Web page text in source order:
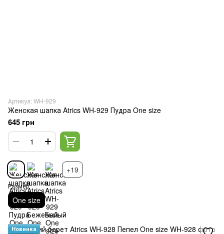
Артикул: WH-929
Женская шапка Atrics WH-929 Пудра One size
645 грн
+19
Размер
One size
Новинка